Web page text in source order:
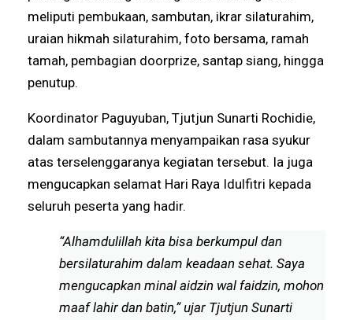
meliputi pembukaan, sambutan, ikrar silaturahim,
uraian hikmah silaturahim, foto bersama, ramah
tamah, pembagian doorprize, santap siang, hingga
penutup.
Koordinator Paguyuban, Tjutjun Sunarti Rochidie,
dalam sambutannya menyampaikan rasa syukur
atas terselenggaranya kegiatan tersebut. Ia juga
mengucapkan selamat Hari Raya Idulfitri kepada
seluruh peserta yang hadir.
“Alhamdulillah kita bisa berkumpul dan
bersilaturahim dalam keadaan sehat. Saya
mengucapkan minal aidzin wal faidzin, mohon
maaf lahir dan batin,” ujar Tjutjun Sunarti